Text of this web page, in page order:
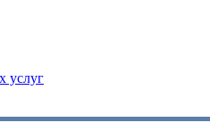
услуг